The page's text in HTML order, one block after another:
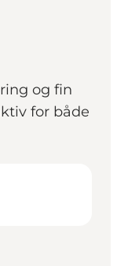
og fin
for både